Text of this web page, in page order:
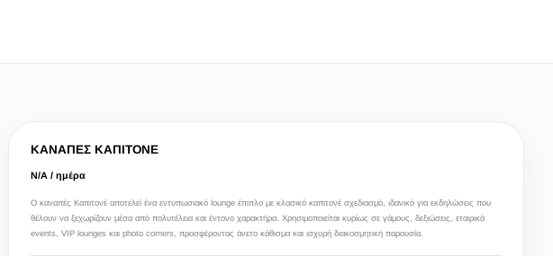
ΚΑΝΑΠΕΣ ΚΑΠΙΤΟΝΕ
Ν/Α / ημέρα
Ο καναπές Καπιτονέ αποτελεί ένα εντυπωσιακό lounge έπιπλο με κλασικό καπιτονέ σχεδιασμό, ιδανικό για εκδηλώσεις που
θέλουν να ξεχωρίζουν μέσα από πολυτέλεια και έντονο χαρακτήρα. Χρησιμοποιείται κυρίως σε γάμους, δεξιώσεις, εταιρικά
events, VIP lounges και photo corners, προσφέροντας άνετο κάθισμα και ισχυρή διακοσμητική παρουσία.